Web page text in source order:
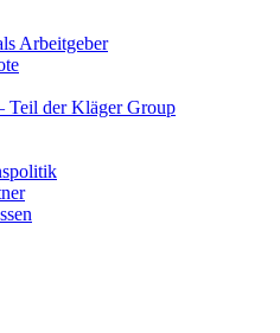
Arbeitgeber
Teil der Kläger Group